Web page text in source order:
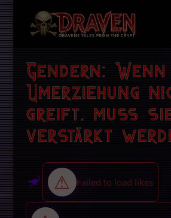
Gendern:
Umerziehung
greift, muss
verstärkt